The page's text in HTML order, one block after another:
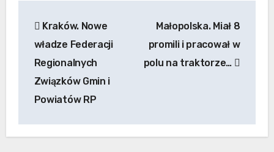
wpisu
Kraków. Nowe
władze Federacji
Regionalnych
Związków Gmin i
Powiatów RP
Małopolska. Miał 8
promili i pracował w
polu na traktorze…